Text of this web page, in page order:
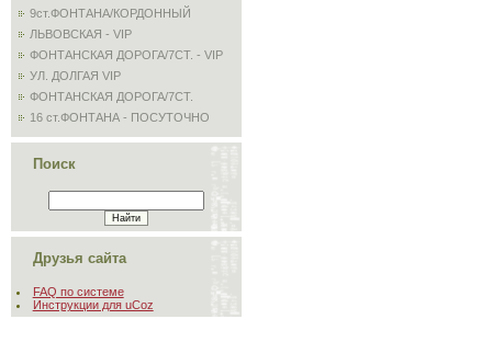
9ст.ФОНТАНА/КОРДОННЫЙ
ЛЬВОВСКАЯ - VIP
ФОНТАНСКАЯ ДОРОГА/7СТ. - VIP
УЛ. ДОЛГАЯ VIP
ФОНТАНСКАЯ ДОРОГА/7СТ.
16 ст.ФОНТАНА - ПОСУТОЧНО
Поиск
Друзья сайта
FAQ по системе
Инструкции для uCoz